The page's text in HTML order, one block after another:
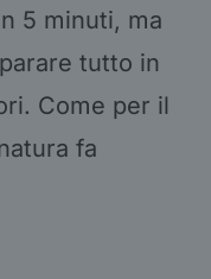
5 minuti, ma
tutto in
Come per il
fa